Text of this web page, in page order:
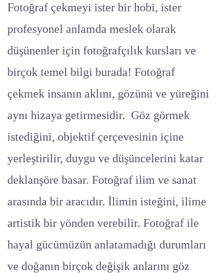
Fotoğraf çekmeyi ister bir hobi, ister
profesyonel anlamda meslek olarak
düşünenler için fotoğrafçılık kursları ve
birçok temel bilgi burada! Fotoğraf
çekmek insanın aklını, gözünü ve yüreğini
aynı hizaya getirmesidir. Göz görmek
istediğini, objektif çerçevesinin içine
yerleştirilir, duygu ve düşüncelerini katar
deklanşöre basar. Fotoğraf ilim ve sanat
arasında bir aracıdır. İlimin isteğini, ilime
artistik bir yönden verebilir. Fotoğraf ile
hayal gücümüzün anlatamadığı durumları
ve doğanın birçok değişik anlarını göz